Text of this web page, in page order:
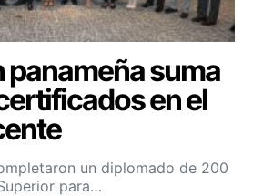
panameña suma
en el
un diplomado de 200
para…